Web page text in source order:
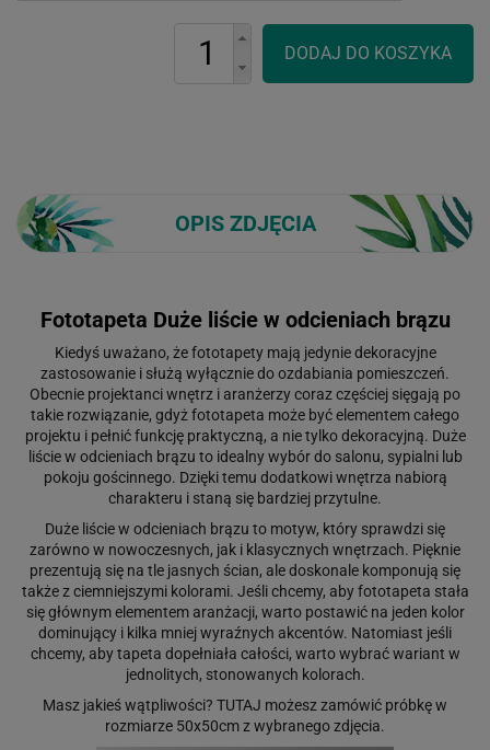
OPIS ZDJĘCIA
Fototapeta Duże liście w odcieniach brązu
Kiedyś uważano, że fototapety mają jedynie dekoracyjne
zastosowanie i służą wyłącznie do ozdabiania pomieszczeń.
Obecnie projektanci wnętrz i aranżerzy coraz częściej sięgają po
takie rozwiązanie, gdyż fototapeta może być elementem całego
projektu i pełnić funkcję praktyczną, a nie tylko dekoracyjną. Duże
liście w odcieniach brązu to idealny wybór do salonu, sypialni lub
pokoju gościnnego. Dzięki temu dodatkowi wnętrza nabiorą
charakteru i staną się bardziej przytulne.
Duże liście w odcieniach brązu to motyw, który sprawdzi się
zarówno w nowoczesnych, jak i klasycznych wnętrzach. Pięknie
prezentują się na tle jasnych ścian, ale doskonale komponują się
także z ciemniejszymi kolorami. Jeśli chcemy, aby fototapeta stała
się głównym elementem aranżacji, warto postawić na jeden kolor
dominujący i kilka mniej wyraźnych akcentów. Natomiast jeśli
chcemy, aby tapeta dopełniała całości, warto wybrać wariant w
jednolitych, stonowanych kolorach.
Masz jakieś wątpliwości? TUTAJ możesz zamówić próbkę w
rozmiarze 50x50cm z wybranego zdjęcia.